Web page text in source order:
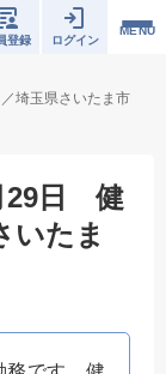
MENU
登録 ログイン
埼玉県さいたま市
29日 健
いたま